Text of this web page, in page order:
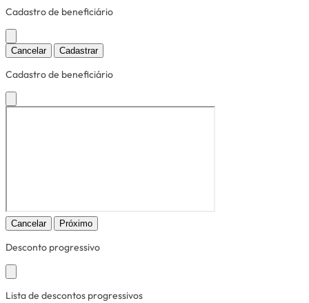
Cadastro de beneficiário
Cancelar Cadastrar
Cadastro de beneficiário
Cancelar Próximo
Desconto progressivo
Lista de descontos progressivos